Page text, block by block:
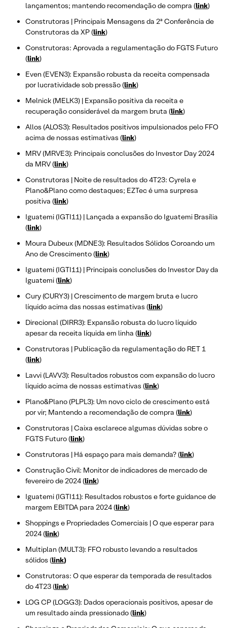
lançamentos; mantendo recomendação de compra (link)
Construtoras | Principais Mensagens da 2ª Conferência de
Construtoras da XP (link)
Construtoras: Aprovada a regulamentação do FGTS Futuro
(link)
Even (EVEN3): Expansão robusta da receita compensada
por lucratividade sob pressão (link)
Melnick (MELK3) | Expansão positiva da receita e
recuperação considerável da margem bruta (link)
Allos (ALOS3): Resultados positivos impulsionados pelo FFO
acima de nossas estimativas (link)
MRV (MRVE3): Principais conclusões do Investor Day 2024
da MRV (link)
Construtoras | Noite de resultados do 4T23: Cyrela e
Plano&Plano como destaques; EZTec é uma surpresa
positiva (link)
Iguatemi (IGTI11) | Lançada a expansão do Iguatemi Brasília
(link)
Moura Dubeux (MDNE3): Resultados Sólidos Coroando um
Ano de Crescimento (link)
Iguatemi (IGTI11) | Principais conclusões do Investor Day da
Iguatemi (link)
Cury (CURY3) | Crescimento de margem bruta e lucro
líquido acima das nossas estimativas (link)
Direcional (DIRR3): Expansão robusta do lucro líquido
apesar da receita líquida em linha (link)
Construtoras | Publicação da regulamentação do RET 1
(link)
Lavvi (LAVV3): Resultados robustos com expansão do lucro
líquido acima de nossas estimativas (link)
Plano&Plano (PLPL3): Um novo ciclo de crescimento está
por vir; Mantendo a recomendação de compra (link)
Construtoras | Caixa esclarece algumas dúvidas sobre o
FGTS Futuro (link)
Construtoras | Há espaço para mais demanda? (link)
Construção Civil: Monitor de indicadores de mercado de
fevereiro de 2024 (link)
Iguatemi (IGTI11): Resultados robustos e forte guidance de
margem EBITDA para 2024 (link)
Shoppings e Propriedades Comerciais | O que esperar para
2024 (link)
Multiplan (MULT3): FFO robusto levando a resultados
sólidos (link)
Construtoras: O que esperar da temporada de resultados
do 4T23 (link)
LOG CP (LOGG3): Dados operacionais positivos, apesar de
um resultado ainda pressionado (link)